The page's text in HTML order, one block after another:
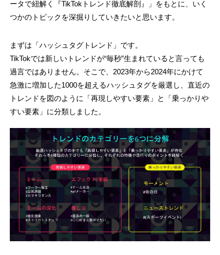
ータで紐解く『TikTokトレンド徹底解剖』」をもとに、いく
つかのトピックを深掘りしていきたいと思います。
まずは「ハッシュタグトレンド」です。
TikTokでは新しいトレンドが“毎秒”生まれていると言っても
過言ではありません。そこで、2023年から2024年にかけて
急激に増加した1000を超えるハッシュタグを厳選し、直近の
トレンドを図のように「再現しやすい要素」と「乗っかりや
すい要素」に分類しました。